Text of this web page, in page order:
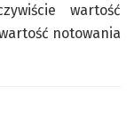
wartość
notowania